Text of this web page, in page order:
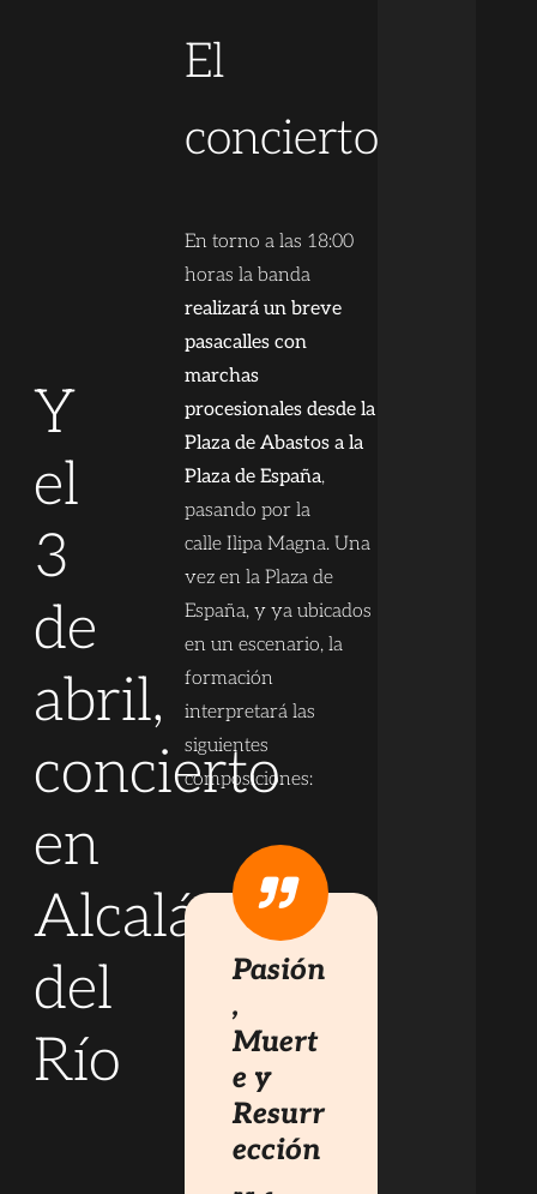
Y
el
3
de
abril,
concierto
en
Alcalá
del
Río
El
concierto
En torno a las 18:00
horas la banda
realizará un breve
pasacalles con
marchas
procesionales desde la
Plaza de Abastos a la
Plaza de España,
pasando por la
calle Ilipa Magna. Una
vez en la Plaza de
España, y ya ubicados
en un escenario, la
formación
interpretará las
siguientes
composiciones:
Pasión
,
Muert
e y
Resurr
ección